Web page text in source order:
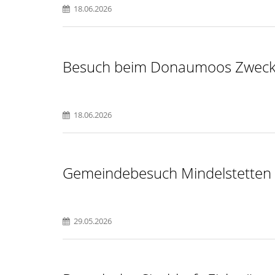
18.06.2026
Besuch beim Donaumoos
18.06.2026
Gemeindebesuch Mindelstetten
29.05.2026